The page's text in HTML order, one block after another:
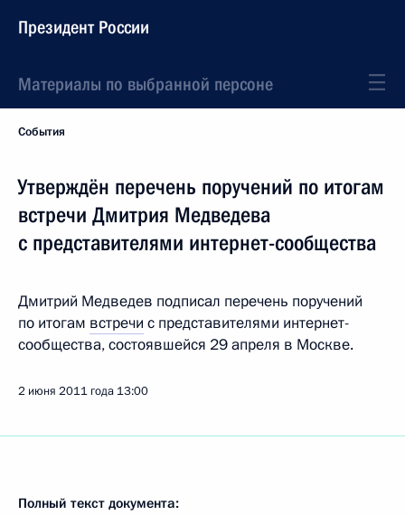
Президент России
Материалы по выбранной персоне
События
Утверждён перечень поручений по итогам
встречи Дмитрия Медведева
с представителями интернет-сообщества
Дмитрий Медведев подписал перечень поручений
по итогам встречи с представителями интернет-
сообщества, состоявшейся 29 апреля в Москве.
2 июня 2011 года 13:00
Полный текст документа: